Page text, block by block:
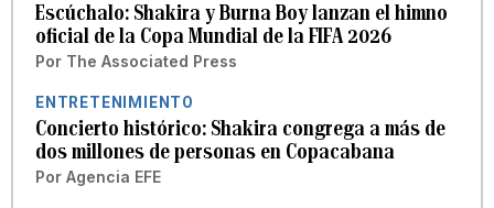
Escúchalo: Shakira y Burna Boy lanzan el himno
oficial de la Copa Mundial de la FIFA 2026
Por The Associated Press
ENTRETENIMIENTO
Concierto histórico: Shakira congrega a más de
dos millones de personas en Copacabana
Por Agencia EFE